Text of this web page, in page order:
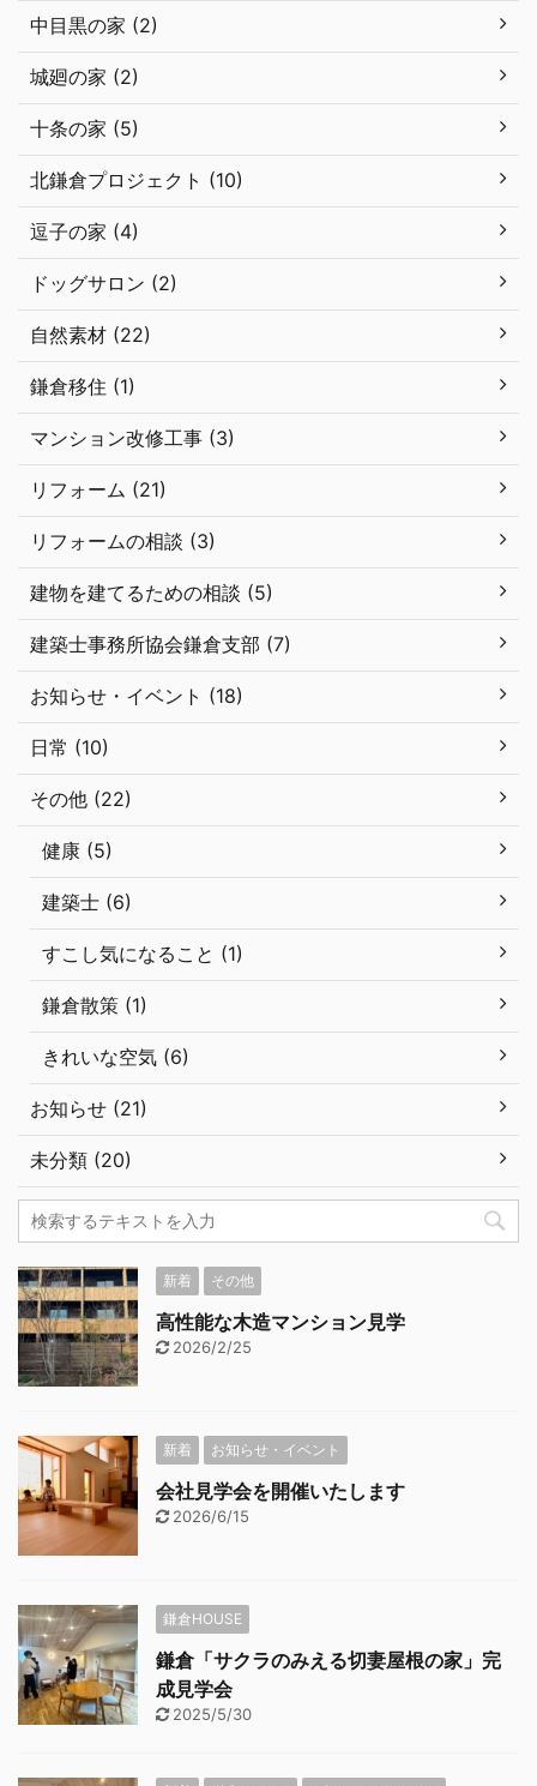
中目黒の家 (2)
城廻の家 (2)
十条の家 (5)
北鎌倉プロジェクト (10)
逗子の家 (4)
ドッグサロン (2)
自然素材 (22)
鎌倉移住 (1)
マンション改修工事 (3)
リフォーム (21)
リフォームの相談 (3)
建物を建てるための相談 (5)
建築士事務所協会鎌倉支部 (7)
お知らせ・イベント (18)
日常 (10)
その他 (22)
健康 (5)
建築士 (6)
すこし気になること (1)
鎌倉散策 (1)
きれいな空気 (6)
お知らせ (21)
未分類 (20)
新着 その他
高性能な木造マンション見学
2026/2/25
新着 お知らせ・イベント
会社見学会を開催いたします
2026/6/15
鎌倉HOUSE
鎌倉「サクラのみえる切妻屋根の家」完
成見学会
2025/5/30